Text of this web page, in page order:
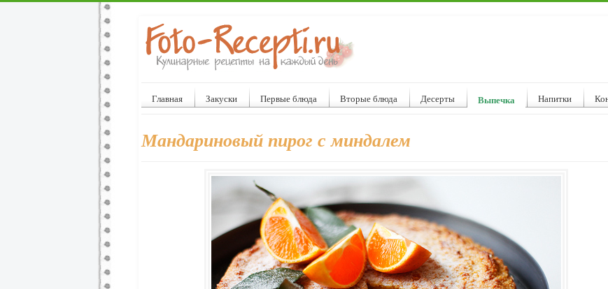
Главная Закуски Первые блюда Вторые блюда Десерты Выпечка Напитки
Мандариновый пирог с миндалем